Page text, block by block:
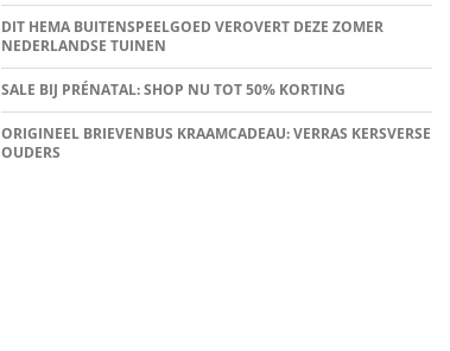
DIT HEMA BUITENSPEELGOED VEROVERT DEZE ZOMER
NEDERLANDSE TUINEN
SALE BIJ PRÉNATAL: SHOP NU TOT 50% KORTING
ORIGINEEL BRIEVENBUS KRAAMCADEAU: VERRAS KERSVERSE
OUDERS